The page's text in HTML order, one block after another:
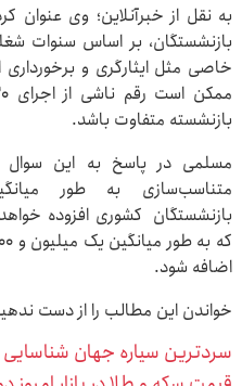
به نقل از خبرآنلاین؛ وی عنوان
بازنشستگان، بر اساس سنوات
خاصی مثل ایثارگری و
بازنشسته متفاوت باشد.
متناسب‌سازی به طور
بازنشستگان کشوری افزوده
اضافه شود.
خواندن این مطالب را از دست
سردترین سیاره جهان